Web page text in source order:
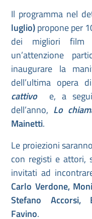
Il programma nel
luglio)propone per
dei migliori film
un’attenzione
inaugurare la
dell’ultima opera di
cattivoe, a
dell’anno, Lo
Mainetti.
Le proiezioni
con registi e attori,
invitati ad
Carlo Verdone,
Stefano Accorsi,
Favino.